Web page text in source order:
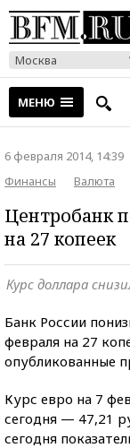
Москва
МЕНЮ
6 февраля 2014, 14:39
Финансы
Валюта
Центробанк
на 27 копеек
Курс доллара
Банк России
февраля на 27
опубликованные
Курс евро на 7
сегодня — 47,21
сегодня